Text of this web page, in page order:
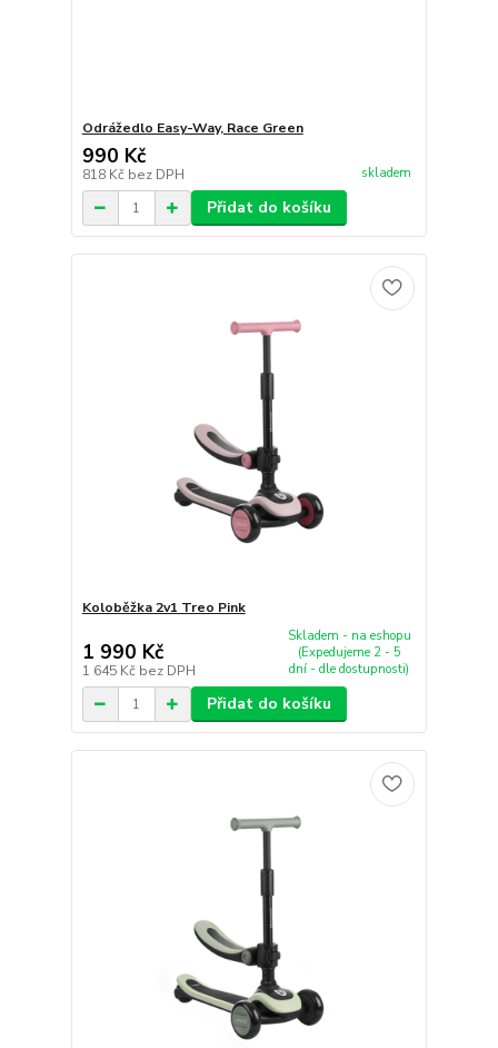
Odrážedlo Easy-Way, Race Green
990 Kč
818 Kč bez DPH skladem
Přidat do košíku
Koloběžka 2v1 Treo Pink
1 990 Kč
1 645 Kč bez DPH
Skladem - na eshopu
(Expedujeme 2 - 5
dní - dle dostupnosti)
Přidat do košíku